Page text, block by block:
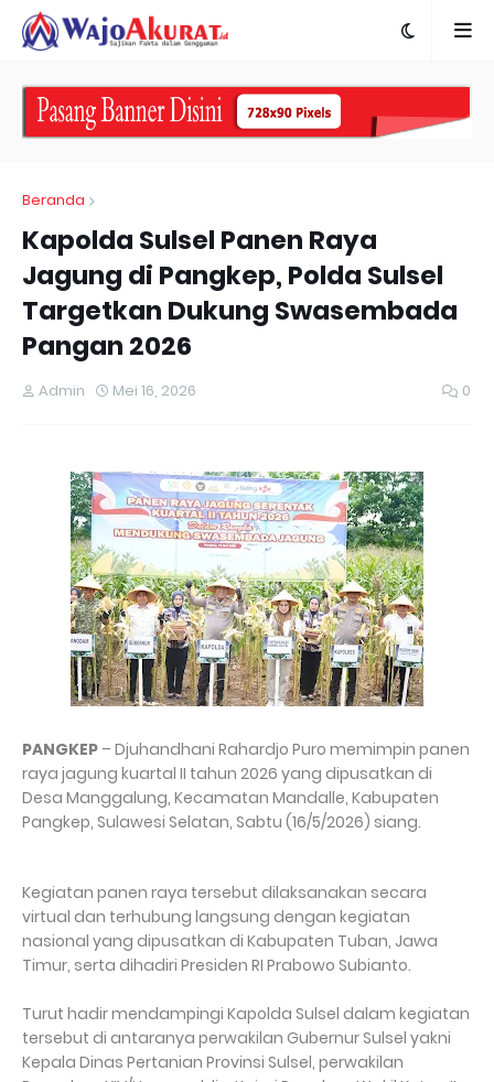
Beranda
Kapolda Sulsel Panen Raya
Jagung di Pangkep, Polda Sulsel
Targetkan Dukung Swasembada
Pangan 2026
Admin Mei 16, 2026 0
PANGKEP – Djuhandhani Rahardjo Puro memimpin panen
raya jagung kuartal II tahun 2026 yang dipusatkan di
Desa Manggalung, Kecamatan Mandalle, Kabupaten
Pangkep, Sulawesi Selatan, Sabtu (16/5/2026) siang.
Kegiatan panen raya tersebut dilaksanakan secara
virtual dan terhubung langsung dengan kegiatan
nasional yang dipusatkan di Kabupaten Tuban, Jawa
Timur, serta dihadiri Presiden RI Prabowo Subianto.
Turut hadir mendampingi Kapolda Sulsel dalam kegiatan
tersebut di antaranya perwakilan Gubernur Sulsel yakni
Kepala Dinas Pertanian Provinsi Sulsel, perwakilan